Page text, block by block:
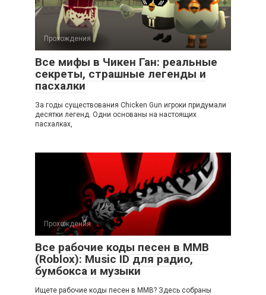
Прохождения
Все мифы в Чикен Ган: реальные
секреты, страшные легенды и
пасхалки
За годы существования Chicken Gun игроки придумали
десятки легенд. Одни основаны на настоящих
пасхалках,
Прохождения
Все рабочие коды песен в ММВ
(Roblox): Music ID для радио,
бумбокса и музыки
Ищете рабочие коды песен в ММВ? Здесь собраны